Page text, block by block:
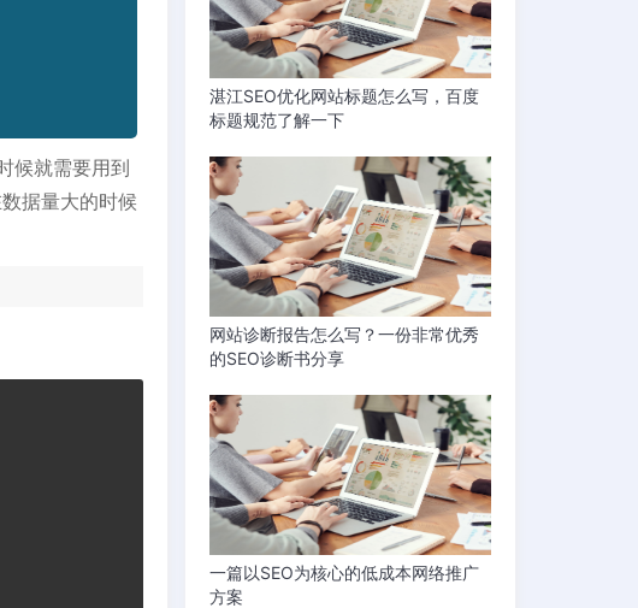
候就需要用到
据量大的时候
湛江SEO优化网站标题怎么写，百度
标题规范了解一下
网站诊断报告怎么写？一份非常优秀
的SEO诊断书分享
一篇以SEO为核心的低成本网络推广
方案